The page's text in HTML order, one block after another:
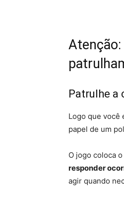
Patrulhe a
Logo que você
papel de um
O jogo coloca
responder
agir quando